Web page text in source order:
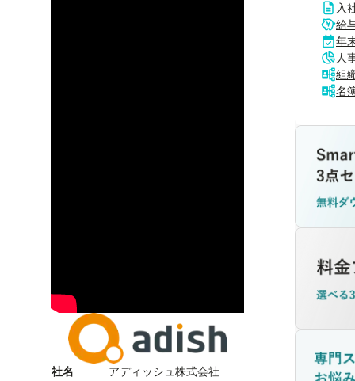
社名 アディッシュ株式会社
入
給
年
人
組
名